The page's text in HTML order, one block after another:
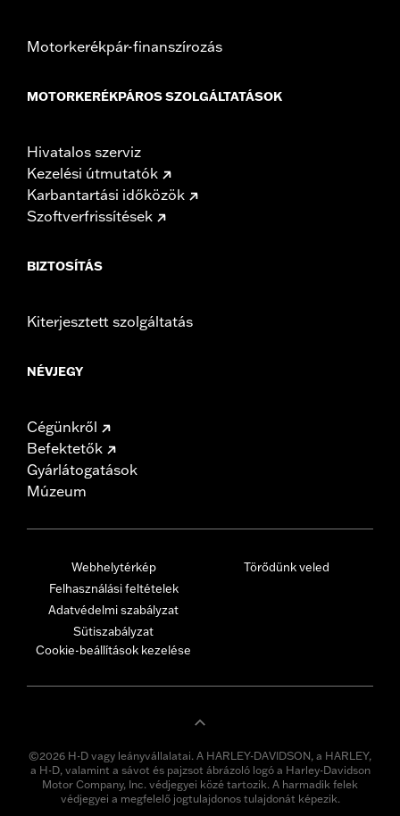
Motorkerékpár-finanszírozás
MOTORKERÉKPÁROS SZOLGÁLTATÁSOK
Hivatalos szerviz
Kezelési útmutatók
Karbantartási időközök
Szoftverfrissítések
BIZTOSÍTÁS
Kiterjesztett szolgáltatás
NÉVJEGY
Cégünkről
Befektetők
Gyárlátogatások
Múzeum
Webhelytérkép
Felhasználási feltételek
Adatvédelmi szabályzat
Sütiszabályzat
Cookie-beállítások kezelése
Törődünk veled
©2026 H-D vagy leányvállalatai. A HARLEY-DAVIDSON, a HARLEY,
a H-D, valamint a sávot és pajzsot ábrázoló logó a Harley-Davidson
Motor Company, Inc. védjegyei közé tartozik. A harmadik felek
védjegyei a megfelelő jogtulajdonos tulajdonát képezik.